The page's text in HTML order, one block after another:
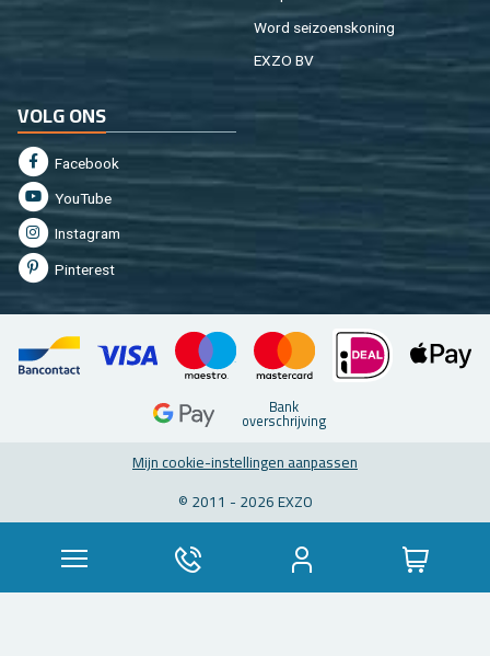
Word sei­zoens­ko­ning
EXZO BV
VOLG ONS
Fa­cebook
You­Tu­be
In­st­agram
Pin­te­rest
Bank
over­schrij­ving
Mijn coo­kie-in­stel­lin­gen aan­pas­sen
© 2011 - 2026 EXZO